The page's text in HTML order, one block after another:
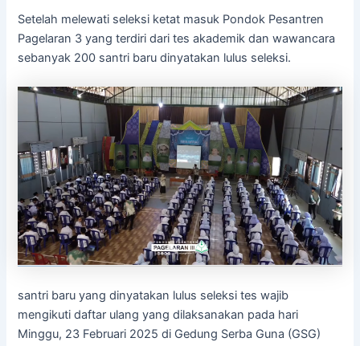
Setelah melewati seleksi ketat masuk Pondok Pesantren
Pagelaran 3 yang terdiri dari tes akademik dan wawancara
sebanyak 200 santri baru dinyatakan lulus seleksi.
santri baru yang dinyatakan lulus seleksi tes wajib
mengikuti daftar ulang yang dilaksanakan pada hari
Minggu, 23 Februari 2025 di Gedung Serba Guna (GSG)